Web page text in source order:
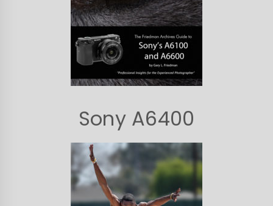
Sony A6400